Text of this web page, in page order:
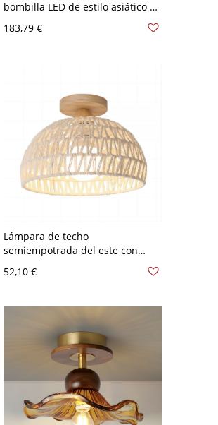
bombilla LED de estilo asiático y
pantalla acrílica blanca para uso
residencial - Color natural (color
183,79 €
Lámpara de techo
semiempotrada del este con
pantalla de marfil y accesorio de
pluma, 110V-120V, 10"
52,10 €